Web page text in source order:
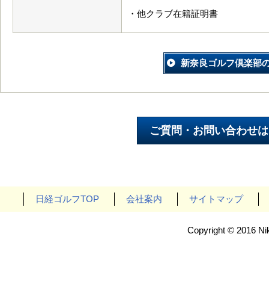
・他クラブ在籍証明書
新奈良ゴルフ倶楽部
日経ゴルフTOP 会社案内 サイトマップ
Copyright © 2016